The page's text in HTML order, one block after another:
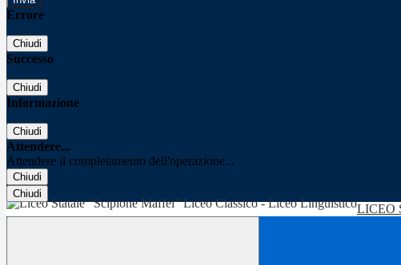
Errore
Chiudi
Successo
Chiudi
Informazione
Chiudi
Attendere...
Attendere il completamento dell'operazione...
Chiudi
Chiudi
LICEO